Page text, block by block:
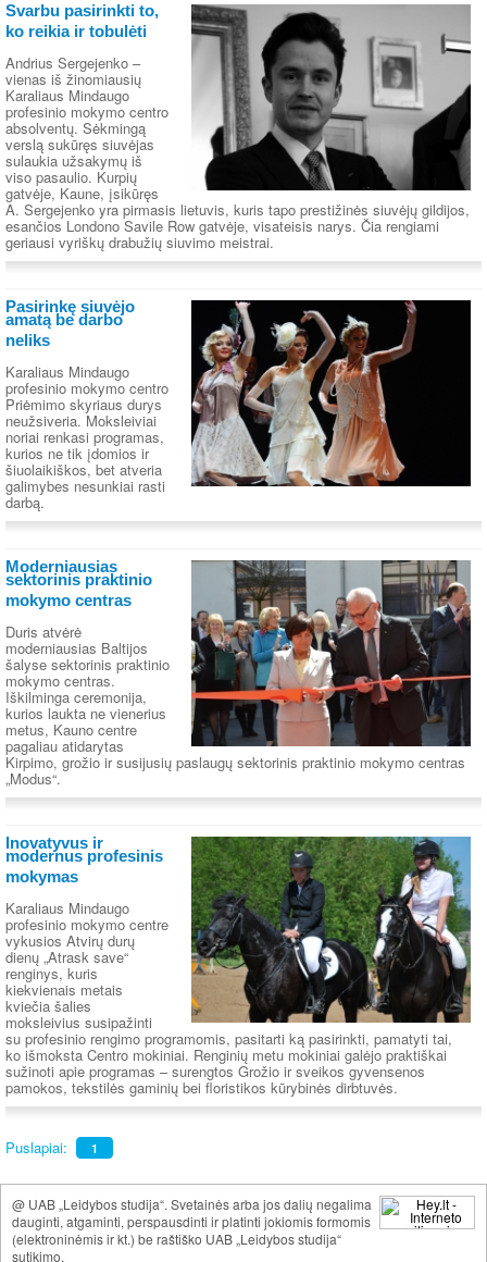
Svarbu pasirinkti to,
ko reikia ir tobulėti
Andrius Sergejenko –
vienas iš žinomiausių
Karaliaus Mindaugo
profesinio mokymo centro
absolventų. Sėkmingą
verslą sukūręs siuvėjas
sulaukia užsakymų iš
viso pasaulio. Kurpių
gatvėje, Kaune, įsikūręs
A. Sergejenko yra pirmasis lietuvis, kuris tapo prestižinės siuvėjų gildijos,
esančios Londono Savile Row gatvėje, visateisis narys. Čia rengiami
geriausi vyriškų drabužių siuvimo meistrai.
Pasirinkę siuvėjo
amatą be darbo
neliks
Karaliaus Mindaugo
profesinio mokymo centro
Priėmimo skyriaus durys
neužsiveria. Moksleiviai
noriai renkasi programas,
kurios ne tik įdomios ir
šiuolaikiškos, bet atveria
galimybes nesunkiai rasti
darbą.
Moderniausias
sektorinis praktinio
mokymo centras
Duris atvėrė
moderniausias Baltijos
šalyse sektorinis praktinio
mokymo centras.
Iškilminga ceremonija,
kurios laukta ne vienerius
metus, Kauno centre
pagaliau atidarytas
Kirpimo, grožio ir susijusių paslaugų sektorinis praktinio mokymo centras
„Modus“.
Inovatyvus ir
modernus profesinis
mokymas
Karaliaus Mindaugo
profesinio mokymo centre
vykusios Atvirų durų
dienų „Atrask save“
renginys, kuris
kiekvienais metais
kviečia šalies
moksleivius susipažinti
su profesinio rengimo programomis, pasitarti ką pasirinkti, pamatyti tai,
ko išmoksta Centro mokiniai. Renginių metu mokiniai galėjo praktiškai
sužinoti apie programas – surengtos Grožio ir sveikos gyvensenos
pamokos, tekstilės gaminių bei floristikos kūrybinės dirbtuvės.
Puslapiai: 1
@ UAB „Leidybos studija“. Svetainės arba jos dalių negalima
dauginti, atgaminti, perspausdinti ir platinti jokiomis formomis
(elektroninėmis ir kt.) be raštiško UAB „Leidybos studija“
sutikimo.